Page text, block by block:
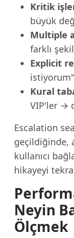
Kritik
büyük
Multiple
farklı
Explicit
Kural
VIP'ler →
Escalation
geçildiğinde,
kullanıcı
hikayeyi
Neyin
Ölçmek